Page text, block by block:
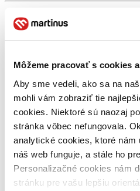
Môžeme pracovať s cookies
Aby sme vedeli, ako sa na
mohli vám zobraziť tie
cookies. Niektoré sú naozaj
stránka vôbec nefungovala.
analytické cookies, ktoré
náš web funguje, a stále ho
Personalizačné cookies nám
stránku pre vašu lepšiu
To sme si potvrdili v nedeľu 31.
streche Nív v Bratislave
knižných svetov a dokázali, že
zážitkom. Deň neprečítaných
spôsobom – čítaním 📚
Nie je náhoda, že tento knižný
na narodeniny Martinusu. Pred
trochu inak a venovať ich knihám,
žmurkajú z poličiek. Tým, ktoré si
na ne nie je vhodný čas. A tak
deň, kedy sa zastavíme a dáme
nestihli vyrozprávať svoj príbeh.